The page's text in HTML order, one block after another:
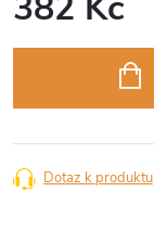
Dotaz k produktu